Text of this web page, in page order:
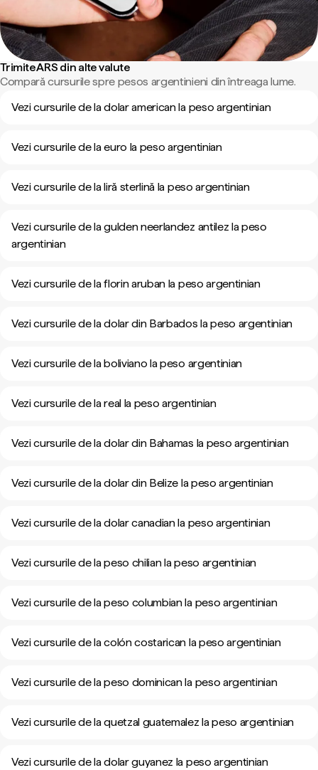
Trimite ARS din alte valute
Compară cursurile spre pesos argentinieni din întreaga lume.
Vezi cursurile de la dolar american la peso argentinian
Vezi cursurile de la euro la peso argentinian
Vezi cursurile de la liră sterlină la peso argentinian
Vezi cursurile de la gulden neerlandez antilez la peso
argentinian
Vezi cursurile de la florin aruban la peso argentinian
Vezi cursurile de la dolar din Barbados la peso argentinian
Vezi cursurile de la boliviano la peso argentinian
Vezi cursurile de la real la peso argentinian
Vezi cursurile de la dolar din Bahamas la peso argentinian
Vezi cursurile de la dolar din Belize la peso argentinian
Vezi cursurile de la dolar canadian la peso argentinian
Vezi cursurile de la peso chilian la peso argentinian
Vezi cursurile de la peso columbian la peso argentinian
Vezi cursurile de la colón costarican la peso argentinian
Vezi cursurile de la peso dominican la peso argentinian
Vezi cursurile de la quetzal guatemalez la peso argentinian
Vezi cursurile de la dolar guyanez la peso argentinian